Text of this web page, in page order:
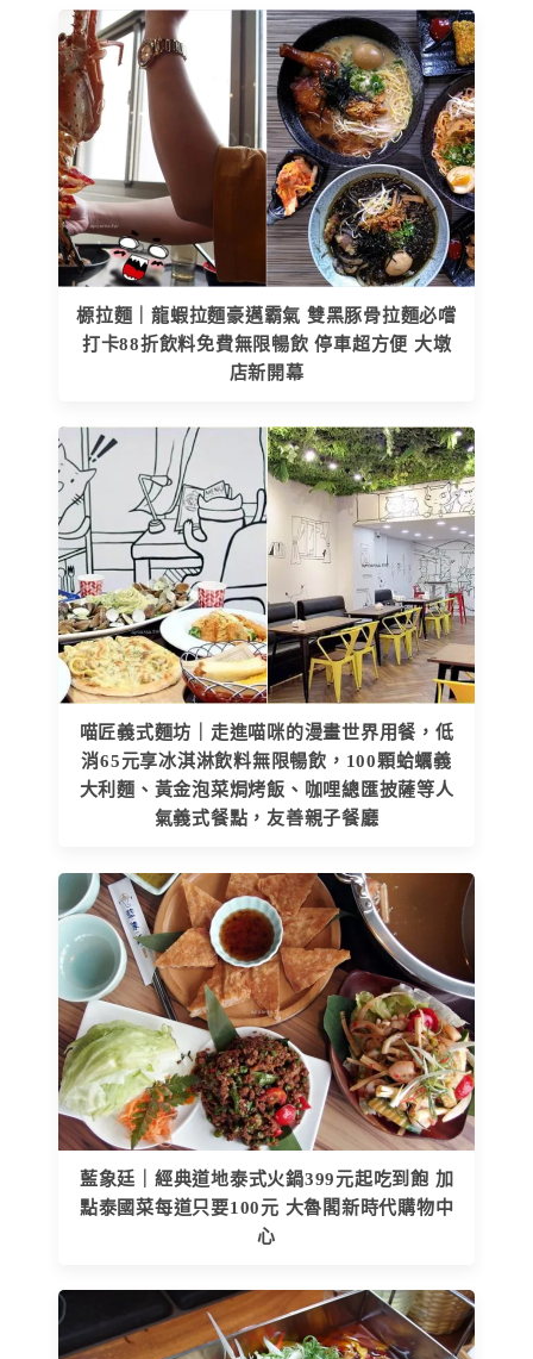
榞拉麵｜龍蝦拉麵豪邁霸氣 雙黑豚骨拉麵必嚐
打卡88折飲料免費無限暢飲 停車超方便 大墩
店新開幕
喵匠義式麵坊｜走進喵咪的漫畫世界用餐，低
消65元享冰淇淋飲料無限暢飲，100顆蛤蠣義
大利麵、黃金泡菜焗烤飯、咖哩總匯披薩等人
氣義式餐點，友善親子餐廳
藍象廷｜經典道地泰式火鍋399元起吃到飽 加
點泰國菜每道只要100元 大魯閣新時代購物中
心